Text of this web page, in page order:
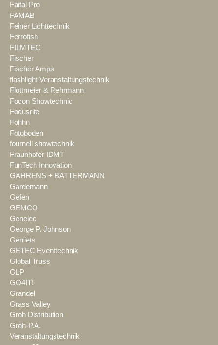
Faital Pro
FAMAB
Feiner Lichttechnik
Ferrofish
FILMTEC
Fischer
Fischer Amps
flashlight Veranstaltungstechnik
Flottmeier & Rehrmann
Focon Showtechnic
Focusrite
Fohhn
Fotoboden
fournell showtechnik
Fraunhofer IDMT
FunTech Innovation
GAHRENS + BATTERMANN
Gardemann
Gefen
GEMCO
Genelec
George P. Johnson
Gerriets
GETEC Eventtechnik
Global Truss
GLP
GO4IT!
Grandel
Grass Valley
Groh Distribution
Groh-P.A.
Veranstaltungstechnik